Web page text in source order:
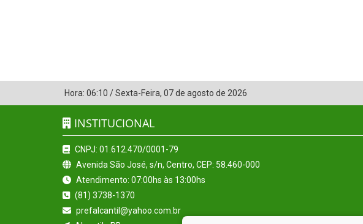
Hora: 06:10 /Sexta-Feira, 07 de agosto de 2026
INSTITUCIONAL
CNPJ: 01.612.470/0001-79
Avenida São José, s/n, Centro, CEP: 58.460-000
Atendimento: 07:00hs às 13:00hs
(81) 3738-1370
prefalcantil@yahoo.com.br